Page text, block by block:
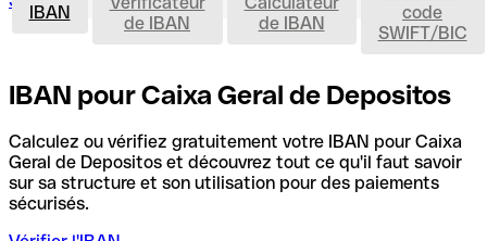
IBAN
de IBAN
de IBAN
code
SWIFT/BIC
IBAN pour Caixa Geral de Depositos
Calculez ou vérifiez gratuitement votre IBAN pour Caixa
Geral de Depositos et découvrez tout ce qu'il faut savoir
sur sa structure et son utilisation pour des paiements
sécurisés.